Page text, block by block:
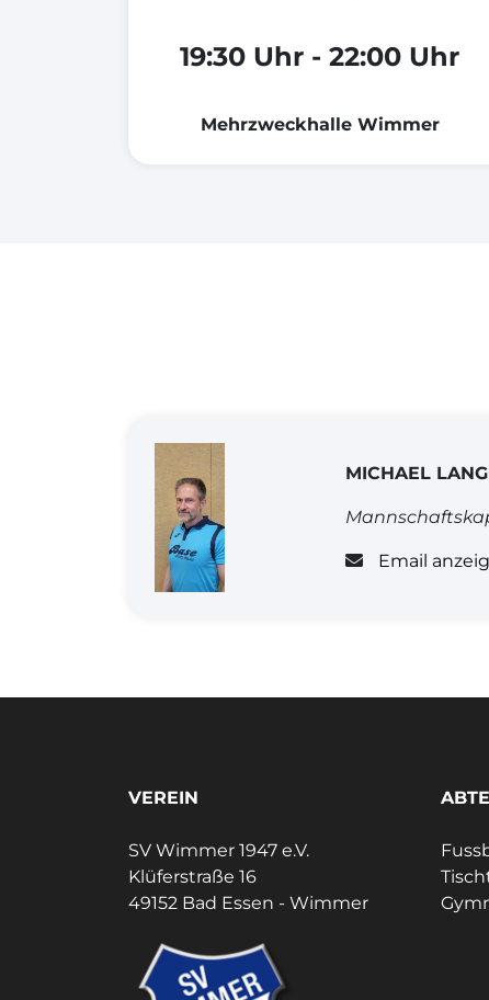
19:30 Uhr - 22:00 Uhr
Mehrzweckhalle Wimmer
MICHAEL
Email
VEREIN
SV Wimmer 1947 e.V.
Klüferstraße 16
49152 Bad Essen - Wimmer